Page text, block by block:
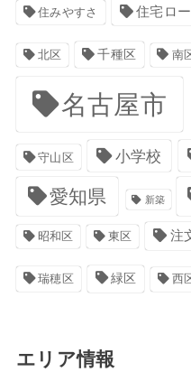
住みやすさ 住宅ロ
北区 千種区 南
名古屋市
守山区 小学校
愛知県 新築
昭和区 東区 注
瑞穂区 緑区 西
エリア情報